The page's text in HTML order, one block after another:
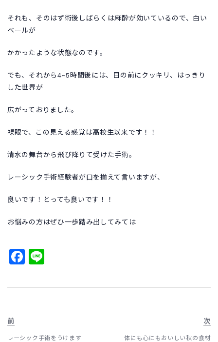
それも、そのはず術後しばらくは麻酔が効いているので、白い
ベールが
かかったような状態なのです。
でも、それから4~5時間後には、目の前にクッキリ、はっきり
した世界が
広がっておりました。
裸眼で、この見える感覚は高校生以来です！！
清水の舞台から飛び降りて受けた手術。
レーシック手術経験者が口を揃えて言いますが、
良いです！とっても良いです！！
お悩みの方はぜひ一歩踏み出してみては
Facebook
前
レーシック手術をうけます
次
体にも心にもおいしい秋の食材